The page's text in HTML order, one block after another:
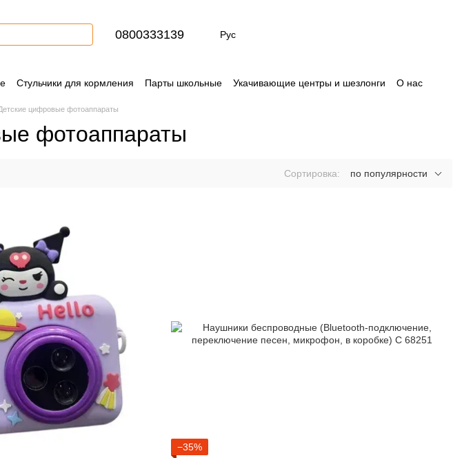
0800333139 Рус
Стульчики для кормления Парты школьные Укачивающие центры и шезлонги
О нас
цифровые фотоаппараты
фотоаппараты
Сортировка: по популярности
−35%